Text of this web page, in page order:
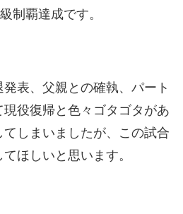
制覇達成です。
表、父親との確執、パート
役復帰と色々ゴタゴタがあ
てしまいましたが、この試合
ほしいと思います。